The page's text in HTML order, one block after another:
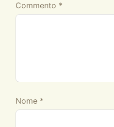
Commento *
Nome *